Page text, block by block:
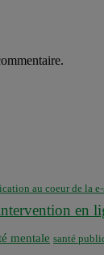
au coeur de la e-
en
mentale santé